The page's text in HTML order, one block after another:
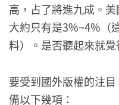
高，占了將進九成。
大約只有是3%~4%（
料）。是否聽起來就覺
要受到國外版權的注
備以下幾項：